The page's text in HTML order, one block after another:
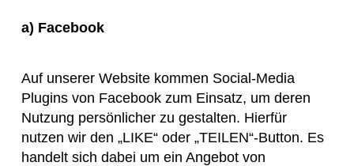
a) Facebook
Auf unserer Website kommen Social-Media
Plugins von Facebook zum Einsatz, um deren
Nutzung persönlicher zu gestalten. Hierfür
nutzen wir den „LIKE“ oder „TEILEN“-Button. Es
handelt sich dabei um ein Angebot von